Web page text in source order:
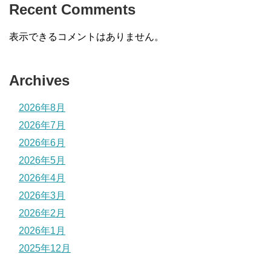
Recent Comments
表示できるコメントはありません。
Archives
2026年8月
2026年7月
2026年6月
2026年5月
2026年4月
2026年3月
2026年2月
2026年1月
2025年12月